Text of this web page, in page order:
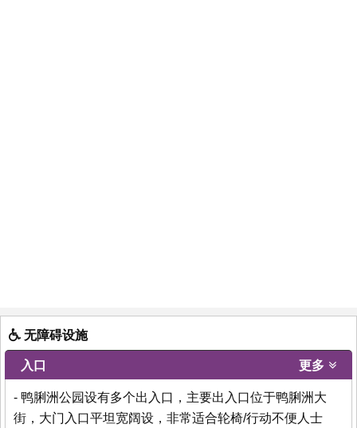
无障碍设施
入口 更多
- 鸭脷洲公园设有多个出入口，主要出入口位于鸭脷洲大
街，大门入口平坦宽阔设，非常适合轮椅/行动不便人士